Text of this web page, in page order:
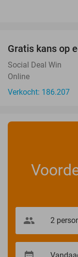
Gratis kans op
Social Deal Win
Online
Verkocht: 186.207